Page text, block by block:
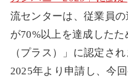
流センターは、従業員
が70%以上を達成した
（プラス）」に認定され
2025年より申請し、今